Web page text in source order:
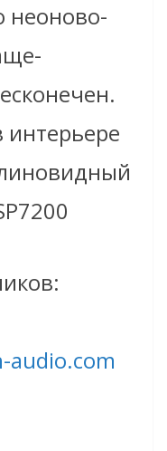
неоново-
audio.com